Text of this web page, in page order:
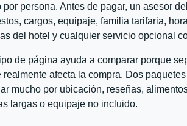
por persona. Antes de pagar, un asesor
cargos, equipaje, familia tarifaria,
del hotel y cualquier servicio opcional
de página ayuda a comparar porque
realmente afecta la compra. Dos
mucho por ubicación, reseñas,
largas o equipaje no incluido.